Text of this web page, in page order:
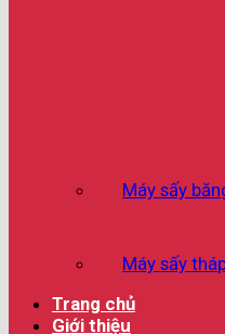
Máy sấy
Máy sấy
Trang chủ
Giới thiệu